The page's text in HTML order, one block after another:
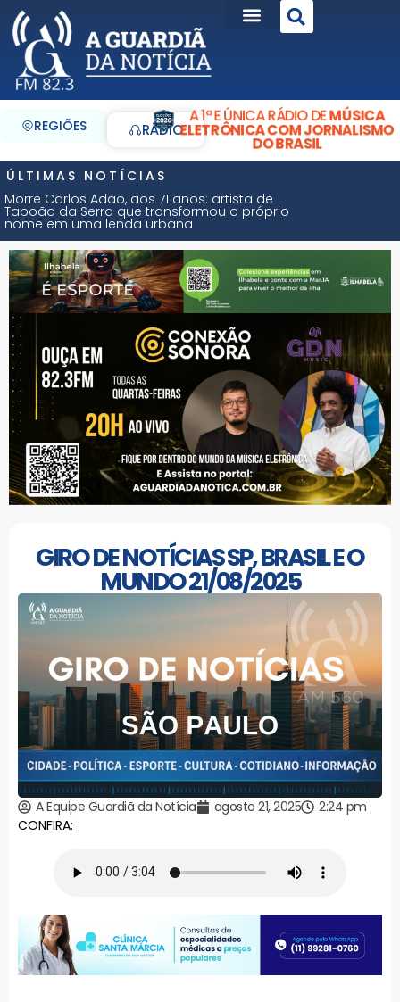
REGIÕES RÁDIO
A 1ª E ÚNICA RÁDIO DEMÚSICA
ELETRÔNICA COM JORNALISMO
DO BRASIL
ÚLTIMAS NOTÍCIAS
Morre Carlos Adão, aos 71 anos: artista de
Taboão da Serra que transformou o próprio
nome em uma lenda urbana
GIRO DE NOTÍCIAS SP, BRASIL E O
MUNDO 21/08/2025
A Equipe Guardiã da Notícia agosto 21, 2025
2:24 pm
CONFIRA: